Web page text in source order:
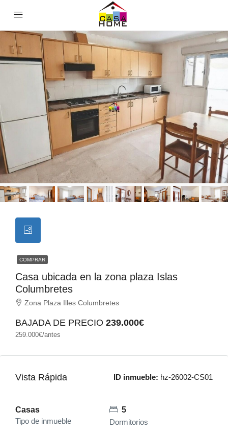
COMPRAR
Casa ubicada en la zona plaza Islas
Columbretes
Zona Plaza Illes Columbretes
BAJADA DE PRECIO 239.000€
259.000€/antes
Vista Rápida ID inmueble: hz-26002-CS01
Casas
Tipo de inmueble
5
Dormitorios